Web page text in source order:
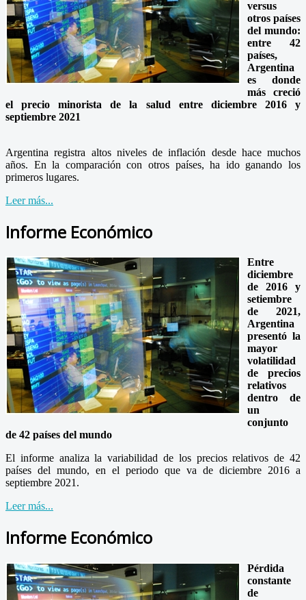
versus
otros países
del mundo:
entre 42
países,
Argentina
es donde
más creció
el precio minorista de la salud entre diciembre 2016 y
septiembre 2021
Argentina registra altos niveles de inflación desde hace muchos
años. En la comparación con otros países, ha ido ganando los
primeros lugares.
Leer más...
Informe Económico
Entre
diciembre
de 2016 y
setiembre
de 2021,
Argentina
presentó la
mayor
volatilidad
de precios
relativos
dentro de
un
conjunto
de 42 países del mundo
El informe analiza la variabilidad de los precios relativos de 42
países del mundo, en el periodo que va de diciembre 2016 a
septiembre 2021.
Leer más...
Informe Económico
Pérdida
constante
de